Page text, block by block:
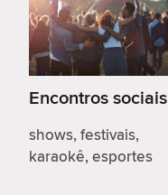
Encontros sociais
shows, festivais,
karaokê, esportes